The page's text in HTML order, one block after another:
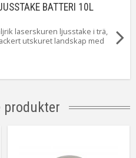
en byrå för att få den
BATTERI 10L
laserskuren ljusstake i trä,
utskuret landskap med
för att rama in den lilla
i ett fönster eller på en byrå
in när du vill att den ska lysa.
produkter